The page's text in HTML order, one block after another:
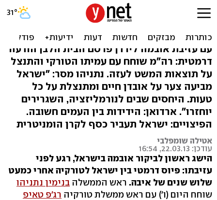
פיוס ישראלי-טורקי: נתניהו
התנצל בפני ארדואן
עם עזיבת אובמה לירדן פרסם הבית הלבן הודעה
דרמטית: רה"מ שוחח עם עמיתו הטורקי והתנצל
על תוצאות המשט לעזה. נתניהו מסר: "ישראל
מביעה צער על אובדן חיים ומתנצלת על כל
טעות. היחסים שבים לנורמליזציה, השגרירים
יוחזרו". ארדואן: הידידות בין העמים חשובה.
הפיצויים: ישראל תעביר כסף לקרן הומניטרית
אטילה שומפלבי
עודכן: 22.03.13, 16:54
הישג ראשון לביקור אובמה בישראל, רגע לפני
עזיבתו: פיוס דרמטי בין ישראל לטורקיה אחרי כמעט
שלוש שנים של איבה. ראש הממשלה בנימין נתניהו
שוחח היום (ו') עם ראש ממשלת טורקיה רג'פ טאיפ